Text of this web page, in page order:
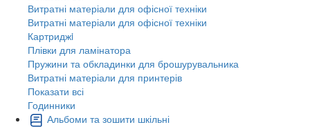
Витратні матеріали для офісної техніки
Витратні матеріали для офісної техніки
Картриджi
Плівки для ламінатора
Пружини та обкладинки для брошурувальника
Витратні матеріали для принтерів
Показати всі
Годинники
Альбоми та зошити шкільні